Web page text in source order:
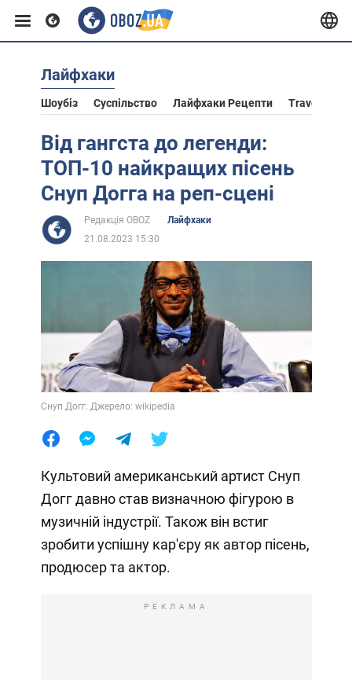
Європа
США
Африка
Лайфхаки
Шоубіз Суспільство Лайфхаки Рецепти Travel
Від гангста до легенди:
ТОП-10 найкращих пісень
Снуп Догга на реп-сцені
Редакція OBOZ
Лайфхаки
21.08.2023 15:30
Снуп Догг. Джерело: wikipedia
Культовий американський артист Снуп
Догг давно став визначною фігурою в
музичній індустрії. Також він встиг
зробити успішну кар'єру як автор пісень,
продюсер та актор.
РЕКЛАМА